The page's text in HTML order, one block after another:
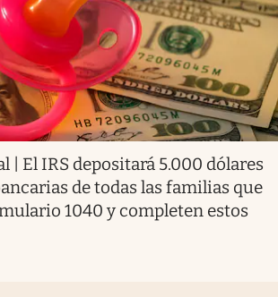
| El IRS depositará 5.000 dólares
de todas las familias que
1040 y completen estos